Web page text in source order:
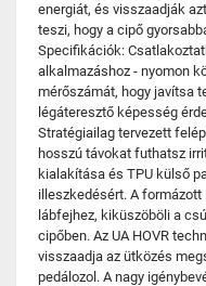
energiát, és visszaadják
teszi, hogy a cipő
Specifikációk:
alkalmazáshoz - nyomon
mérőszámát, hogy javítsa
légáteresztő képesség
Stratégiailag tervezett
hosszú távokat futhatsz
kialakítása és TPU külső
illeszkedésért. A
lábfejhez, kiküszöböli a
cipőben. Az UA HOVR
visszaadja az ütközés
pedálozol. A nagy